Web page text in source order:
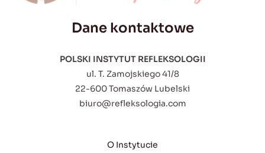
Dane kontaktowe
POLSKI INSTYTUT REFLEKSOLOGII
ul. T. Zamojskiego 41/8
22-600 Tomaszów Lubelski
biuro@refleksologia.com
O Instytucie